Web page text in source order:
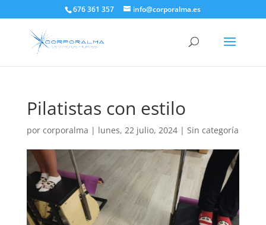
676 361 357 info@corporalma.es
Pilatistas con estilo
por corporalma | lunes, 22 julio, 2024| Sin categoría